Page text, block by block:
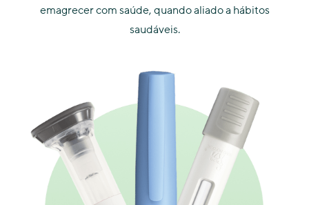
emagrecer com saúde, quando aliado a hábitos
saudáveis.